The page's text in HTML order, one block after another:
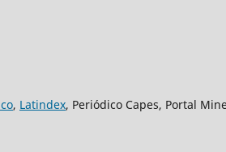
, Latindex, Periódico Capes, Portal